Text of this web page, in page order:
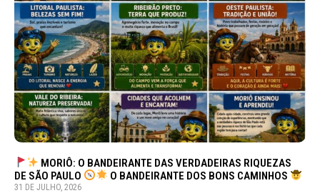
MORIÔ: O BANDEIRANTE DAS VERDADEIRAS RIQUEZAS
DE SÃO PAULO
O BANDEIRANTE DOS BONS CAMINHOS
31 DE JULHO, 2026